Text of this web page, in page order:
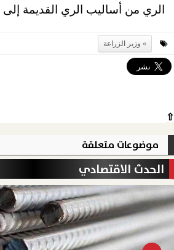
الري من أساليب الري القديمة إلى
وزير الزراعة
⇧
موضوعات متعلقة
الحدث الاقتصادي